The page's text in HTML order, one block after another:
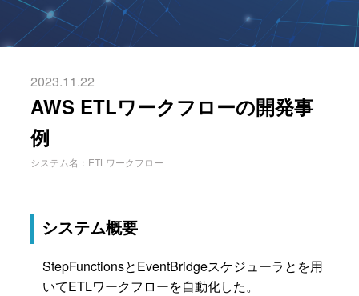
2023.11.22
AWS ETLワークフローの開発事
例
システム名：ETLワークフロー
システム概要
StepFunctionsとEventBridgeスケジューラとを用
いてETLワークフローを自動化した。